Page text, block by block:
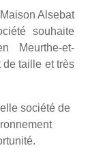
Alsebat
souhaite
Meurthe-et-
taille et très
société de